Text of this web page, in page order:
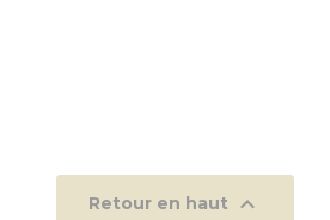
Retour en haut 